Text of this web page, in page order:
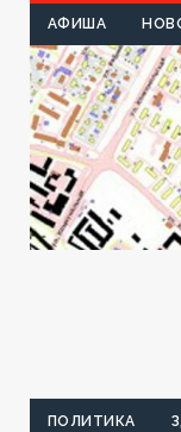
АФИША
ПОЛИТИКА